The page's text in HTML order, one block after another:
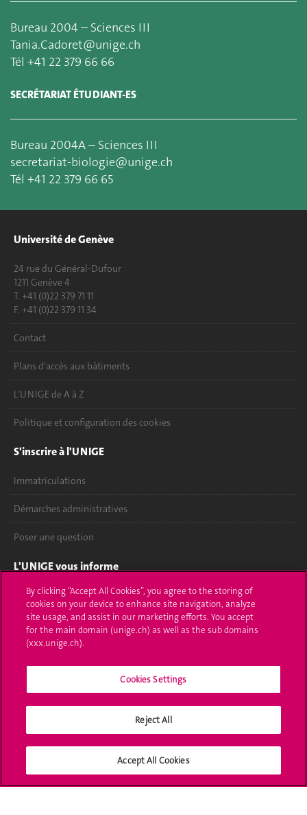
Bureau 2004 – Sciences III
Tania.Cadoret@unige.ch
Tél +41 22 379 66 66
SECRÉTARIAT ÉTUDIANT-ES
Bureau 2004A – Sciences III
secretariat-biologie@unige.ch
Tél +41 22 379 66 65
Université de Genève
24 rue du Général-Dufour
1211 Genève 4
T. +41 (0)22 379 71 11
F. +41 (0)22 379 11 34
Contact
Plans d'accès aux bâtiments
L'UNIGE de A à Z
Politique et configuration des cookies
S'inscrire à l'UNIGE
Immatriculations
Démarches administratives
Poser une question
L'UNIGE vous informe
UNIGE Mobile
Médias
Offres d'emploi
Calendrier académique
Médias sociaux UNIGE
By clicking “Accept All Cookies”, you agree to the storing of
cookies on your device to enhance site navigation, analyze
site usage, and assist in our marketing efforts. You accept
for the main domain (unige.ch) as well as the sub domains
(xxx.unige.ch).
Cookies Settings
Reject All
Accept All Cookies